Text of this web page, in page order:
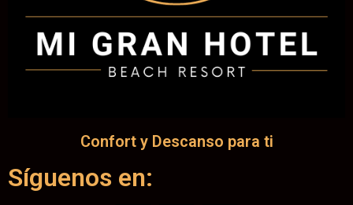
Confort y Descanso para ti
Síguenos en: